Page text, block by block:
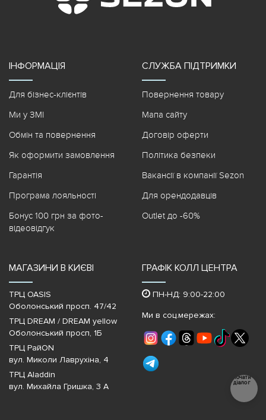
ІНФОРМАЦІЯ
Для бізнес-клієнтів
Ми у ЗМІ
Обмін та повернення
Як оформити замовлення
Гарантія
Програма лояльності
Бонус 100 грн за фото-
відеовідгук
СЛУЖБА ПІДТРИМКИ
Повернення товару
Мапа сайту
Договір оферти
Політика безпеки
Вакансії в компанії Sezon
Для орендодавців
Outlet до -60%
МАГАЗИНИ В КИЄВІ
ТРЦ OASIS
Оболонський просп. 47/42
ТРЦ DREAM / DREAM yellow
Оболонський просп, 1Б
ТРЦ РайON
вул. Миколи Лаврухіна, 4
ТРЦ Aladdin
вул. Михайла Гришка, 3 А
ГРАФІК КОЛЛ ЦЕНТРА
ПН-НД: 9:00-22:00
Ми в соц.мережах:
Почати
діалог